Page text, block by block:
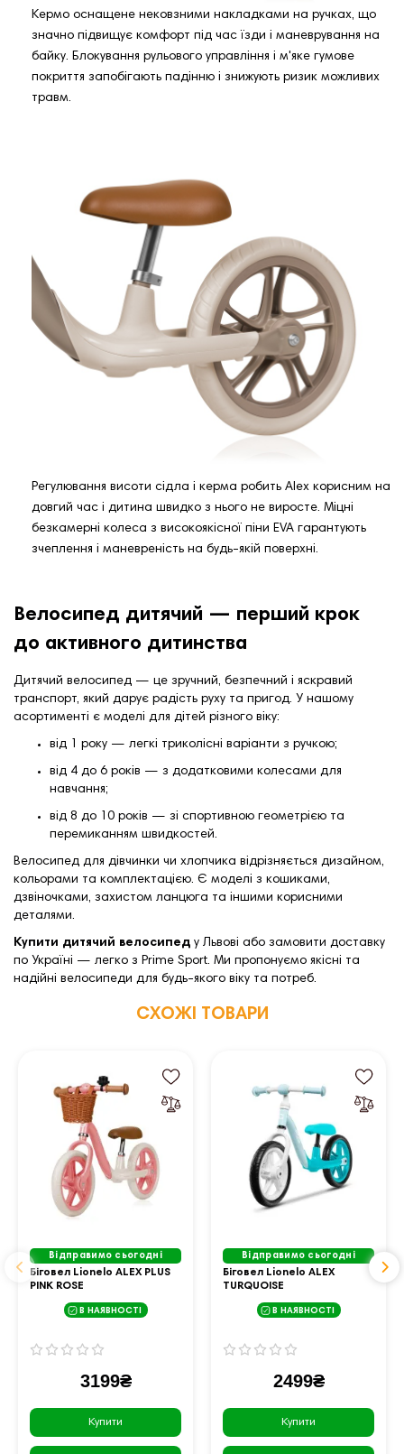
Кермо оснащене нековзними накладками на ручках, що
значно підвищує комфорт під час їзди і маневрування на
байку. Блокування рульового управління і м'яке гумове
покриття запобігають падінню і знижують ризик можливих
травм.
Регулювання висоти сідла і керма робить Alex корисним на
довгий час і дитина швидко з нього не виросте. Міцні
безкамерні колеса з високоякісної піни EVA гарантують
зчеплення і маневреність на будь-якій поверхні.
Велосипед дитячий — перший крок
до активного дитинства
Дитячий велосипед — це зручний, безпечний і яскравий
транспорт, який дарує радість руху та пригод. У нашому
асортименті є моделі для дітей різного віку:
від 1 року — легкі триколісні варіанти з ручкою;
від 4 до 6 років — з додатковими колесами для
навчання;
від 8 до 10 років — зі спортивною геометрією та
перемиканням швидкостей.
Велосипед для дівчинки чи хлопчика відрізняється дизайном,
кольорами та комплектацією. Є моделі з кошиками,
дзвіночками, захистом ланцюга та іншими корисними
деталями.
Купити дитячий велосипед у Львові або замовити доставку
по Україні — легко з Prime Sport. Ми пропонуємо якісні та
надійні велосипеди для будь-якого віку та потреб.
СХОЖІ ТОВАРИ
Відправимо сьогодні
Біговел Lionelo ALEX PLUS
PINK ROSE
В НАЯВНОСТІ
3199₴
Купити
Відправимо сьогодні
Біговел Lionelo ALEX
TURQUOISE
В НАЯВНОСТІ
2499₴
Купити